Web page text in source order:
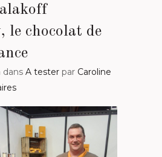
le chocolat de
dans A tester par Caroline